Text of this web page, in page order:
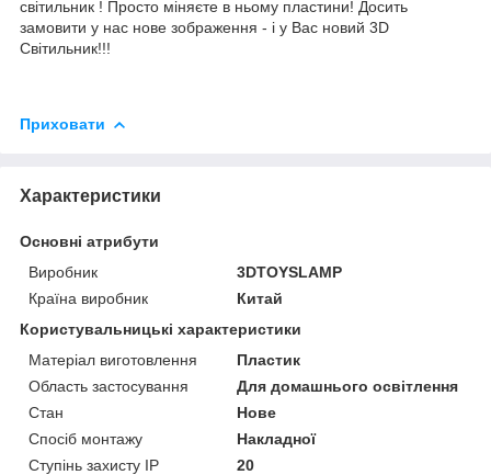
світильник ! Просто міняєте в ньому пластини! Досить
замовити у нас нове зображення - і у Вас новий 3D
Світильник!!!
Приховати
Характеристики
Основні атрибути
Виробник
3DTOYSLAMP
Країна виробник
Китай
Користувальницькі характеристики
Матеріал виготовлення
Пластик
Область застосування
Для домашнього освітлення
Стан
Нове
Спосіб монтажу
Накладної
Ступінь захисту IP
20